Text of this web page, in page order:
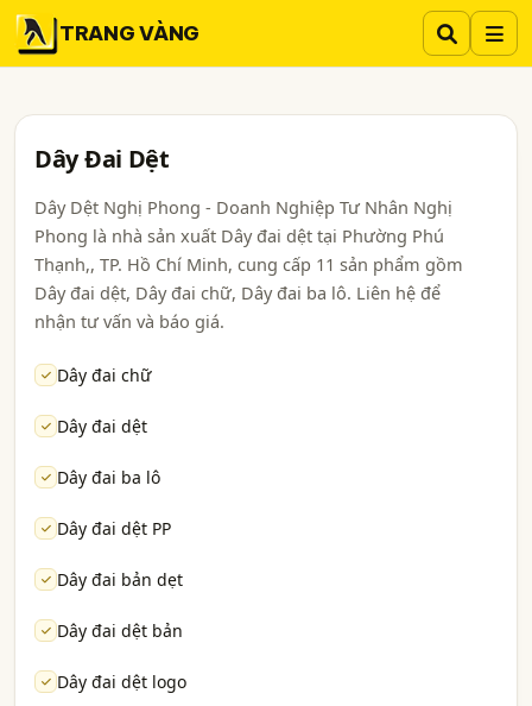
TRANG VÀNG
Dây Đai Dệt
Dây Dệt Nghị Phong - Doanh Nghiệp Tư Nhân Nghị
Phong là nhà sản xuất Dây đai dệt tại Phường Phú
Thạnh,, TP. Hồ Chí Minh, cung cấp 11 sản phẩm gồm
Dây đai dệt, Dây đai chữ, Dây đai ba lô. Liên hệ để
nhận tư vấn và báo giá.
Dây đai chữ
Dây đai dệt
Dây đai ba lô
Dây đai dệt PP
Dây đai bản dẹt
Dây đai dệt bản
Dây đai dệt logo